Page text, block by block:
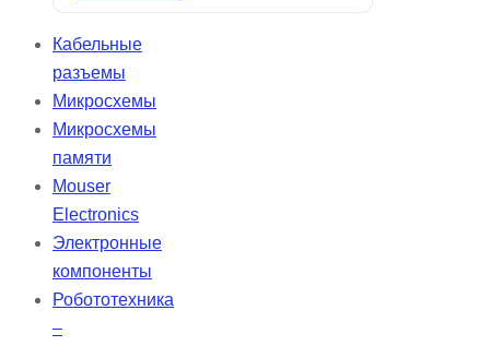
увлажнитель H5i™ и
Кабельные
разъемы
Микросхемы
Микросхемы
памяти
Mouser
Electronics
Электронные
компоненты
Робототехника
–